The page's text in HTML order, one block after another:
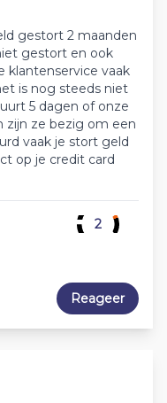
gestort 2 maanden
gestort en ook
vaak
is nog steeds niet
5 dagen of onze
zijn ze bezig om een
vaak je stort geld
op je credit card
2
Reageer